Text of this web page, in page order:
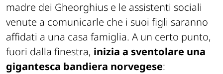
madre dei Gheorghius e le assistenti sociali
venute a comunicarle che i suoi figli saranno
affidati a una casa famiglia. A un certo punto,
fuori dalla finestra, inizia a sventolare una
gigantesca bandiera norvegese: